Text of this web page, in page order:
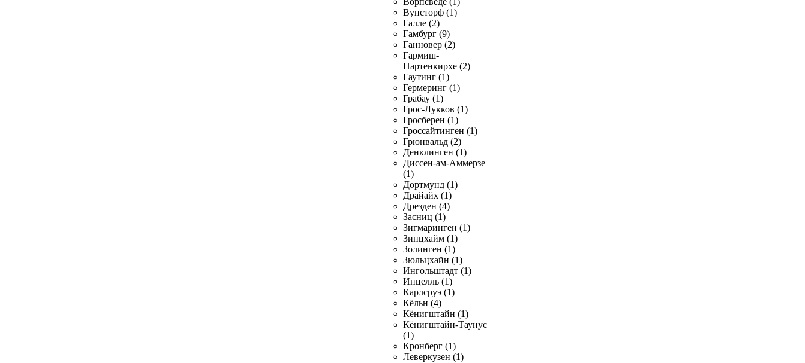
Вунсторф (1)
Галле (2)
Гамбург (9)
Ганновер (2)
Гармиш-
Партенкирхе (2)
Гаутинг (1)
Гермеринг (1)
Грабау (1)
Грос-Лукков (1)
Гросберен (1)
Гроссайтинген (1)
Грюнвальд (2)
Денклинген (1)
Диссен-ам-Аммерзе
(1)
Дортмунд (1)
Драйайх (1)
Дрезден (4)
Засниц (1)
Зигмаринген (1)
Зинцхайм (1)
Золинген (1)
Зюльцхайн (1)
Ингольштадт (1)
Инцелль (1)
Карлсруэ (1)
Кёльн (4)
Кёнигштайн (1)
Кёнигштайн-Таунус
(1)
Кронберг (1)
Леверкузен (1)